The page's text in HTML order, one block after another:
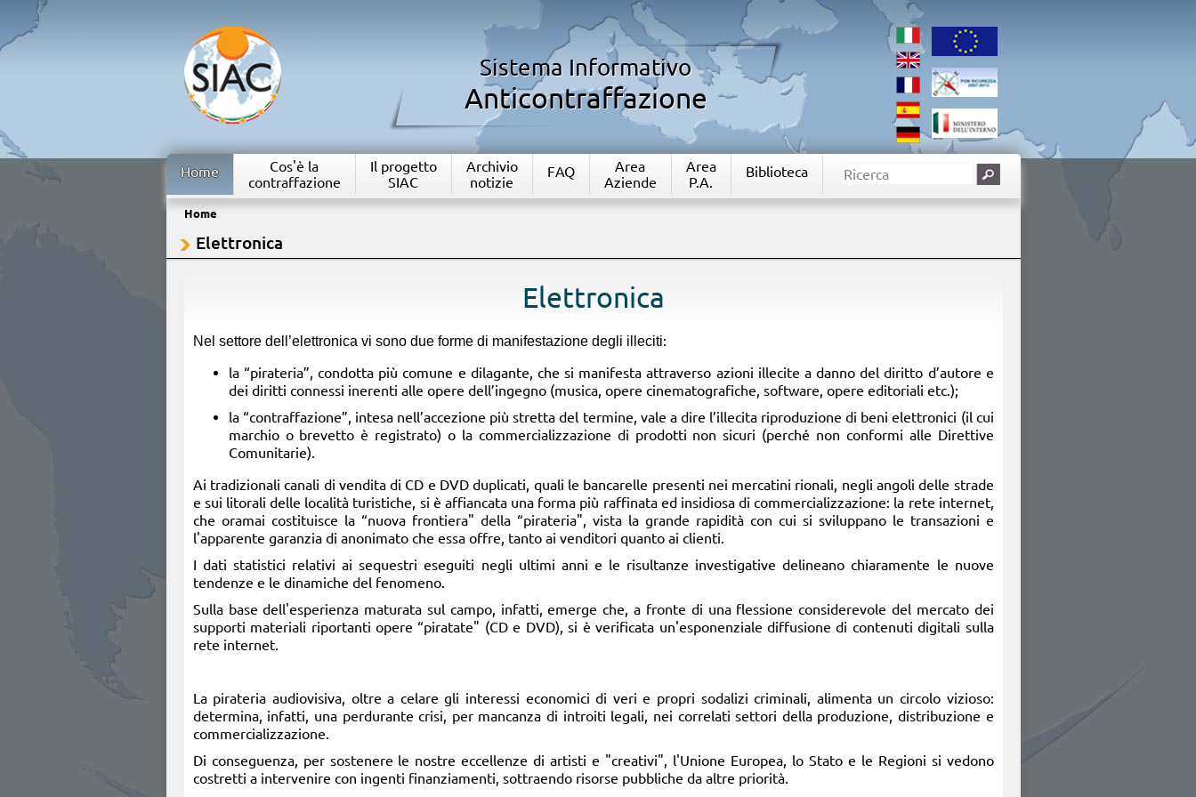
Sistema Informativo
Anticontraffazione
Home
Cos'è la
contraffazione
Il progetto
SIAC
Archivio
notizie
FAQ
Area
Aziende
Area
P.A.
Biblioteca
Home
Elettronica
​​​Elettronica
Nel settore dell’elettronica vi sono due forme di manifestazione degli illeciti:
la “pirateria”, condotta più comune e dilagante, che si manifesta attraverso azioni illecite a danno del diritto d’autore e
dei diritti connessi inerenti alle opere dell’ingegno (musica, opere cinematografiche, software, opere editoriali etc.);
la “contraffazione”, intesa nell’accezione più stretta del termine, vale a dire l’illecita riproduzione di beni elettronici (il cui
marchio o brevetto è registrato) o la commercializzazione di prodotti non sicuri (perché non conformi alle Direttive
Comunitarie).
Ai tradizionali canali di vendita di CD e DVD duplicati, quali le bancarelle presenti nei mercatini rionali, negli angoli delle strade
e sui litorali delle località turistiche, si è affiancata una forma più raffinata ed insidiosa di commercializzazione: la rete internet,
che oramai costituisce la “nuova frontiera" della “pirateria", vista la grande rapidità con cui si sviluppano le transazioni e
l'apparente garanzia di anonimato che essa offre, tanto ai venditori quanto ai clienti.
I dati statistici relativi ai sequestri eseguiti negli ultimi anni e le risultanze investigative delineano chiaramente le nuove
tendenze e le dinamiche del fenomeno.
Sulla base dell'esperienza maturata sul campo, infatti, emerge che, a fronte di una flessione considerevole del mercato dei
supporti materiali riportanti opere “piratate" (CD e DVD), si è verificata un'esponenziale diffusione di contenuti digitali sulla
rete internet.
La pirateria audiovisiva, oltre a celare gli interessi economici di veri e propri sodalizi criminali, alimenta un circolo vizioso:
determina, infatti, una perdurante crisi, per mancanza di introiti legali, nei correlati settori della produzione, distribuzione e
commercializzazione.
Di conseguenza, per sostenere le nostre eccellenze di artisti e "creativi", l'Unione Europea, lo Stato e le Regioni si vedono
costretti a intervenire con ingenti finanziamenti, sottraendo risorse pubbliche da altre priorità.